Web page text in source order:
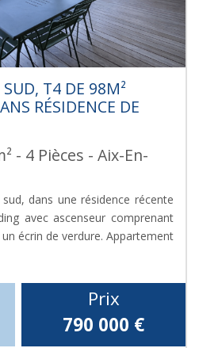
T4 DE 98M²
RÉSIDENCE DE
- 4 Pièces - Aix-En-
dans une résidence récente
avec ascenseur comprenant
écrin de verdure. Appartement
Prix
790 000 €